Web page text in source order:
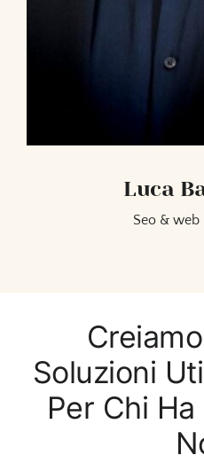
Luca
Seo &
Soluzioni
Per Chi